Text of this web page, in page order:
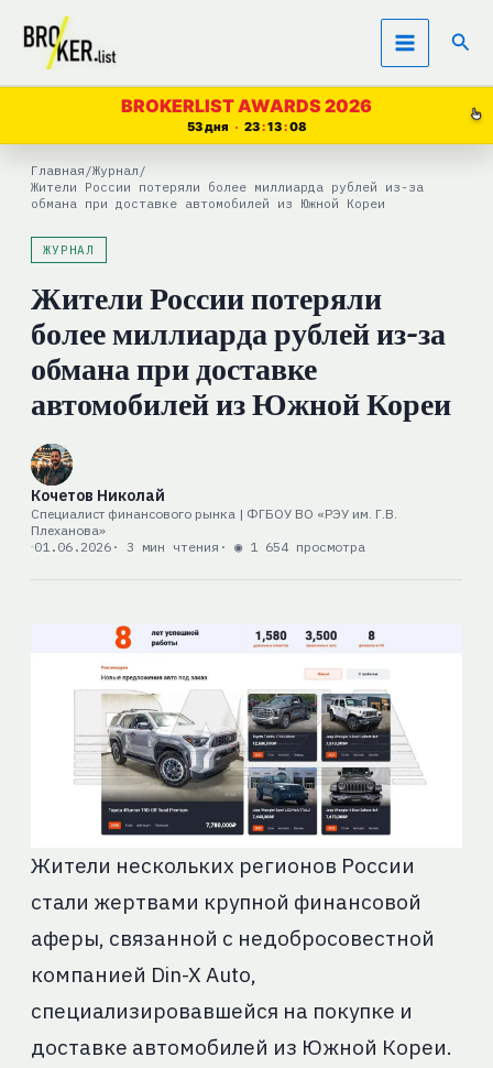
Перейти
содержимому
BROKERLIST AWARDS 2026
53 дня 23 13 07
Главная /Журнал /
Жители России потеряли более миллиарда рублей из-за
обмана при доставке автомобилей из Южной Кореи
ЖУРНАЛ
Жители России потеряли
более миллиарда рублей из-за
обмана при доставке
автомобилей из Южной Кореи
Кочетов Николай
Специалист финансового рынка | ФГБОУ ВО «РЭУ им. Г.В.
Плеханова»
01.06.2026· 3 мин чтения · ◉ 1 654 просмотра
Жители нескольких регионов России
стали жертвами крупной финансовой
аферы, связанной с недобросовестной
компанией Din-X Auto,
специализировавшейся на покупке и
доставке автомобилей из Южной Кореи.